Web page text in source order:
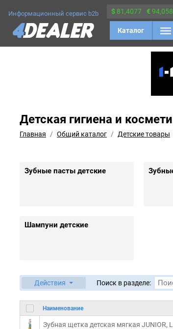
Информационный сервис b2b $ 81,4077 €
Каталог
Детская гигиена и
Главная Общий каталог Детские товары
Зубные пасты детские
Шампуни детские
Действия Поиск в разделе:
Наименование
Зубная щетка детская мягкая JUNIOR,